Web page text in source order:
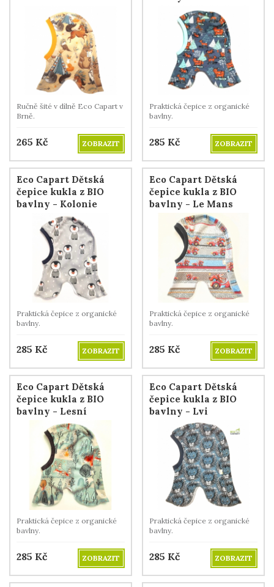
Ručně šité v dílně Eco Capart v
Brně.
265 Kč ZOBRAZIT
Praktická čepice z organické
bavlny.
285 Kč ZOBRAZIT
Eco Capart Dětská
čepice kukla z BIO
bavlny - Kolonie
Praktická čepice z organické
bavlny.
285 Kč ZOBRAZIT
Eco Capart Dětská
čepice kukla z BIO
bavlny - Le Mans
Praktická čepice z organické
bavlny.
285 Kč ZOBRAZIT
Eco Capart Dětská
čepice kukla z BIO
bavlny - Lesní
Praktická čepice z organické
bavlny.
285 Kč ZOBRAZIT
Eco Capart Dětská
čepice kukla z BIO
bavlny - Lvi
Praktická čepice z organické
bavlny.
285 Kč ZOBRAZIT